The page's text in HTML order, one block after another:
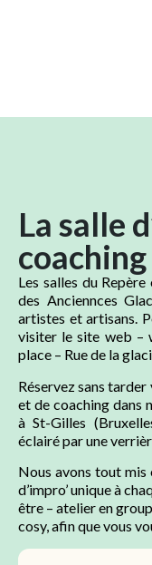
La salle
coaching
Les salles du
des Anciennces
artistes et artisans.
visiter le site web –
place – Rue de la
Réservez sans
et de coaching dans
à St-Gilles
éclairé par une
Nous avons tout mis
d’impro’ unique à
être – atelier en
cosy, afin que vous